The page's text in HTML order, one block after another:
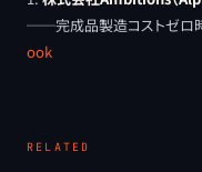
──完成品製造コストゼロ
ook
RELATED